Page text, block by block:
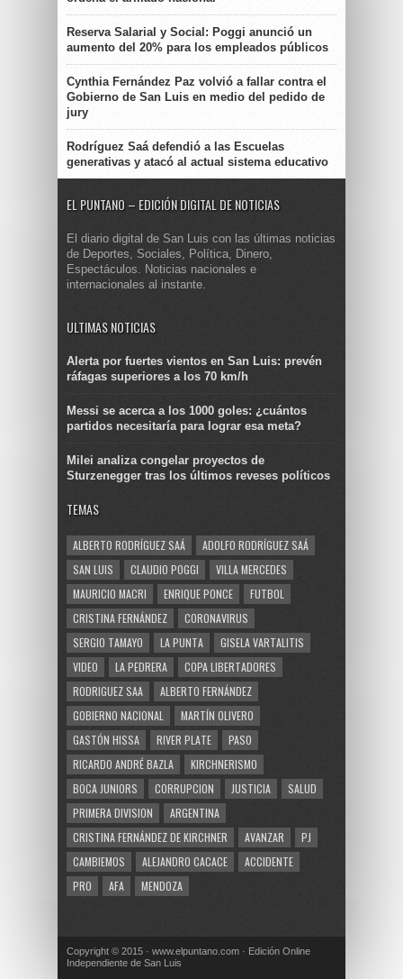
Reserva Salarial y Social: Poggi anunció un
aumento del 20% para los empleados públicos
Cynthia Fernández Paz volvió a fallar contra el
Gobierno de San Luis en medio del pedido de
jury
Rodríguez Saá defendió a las Escuelas
generativas y atacó al actual sistema educativo
EL PUNTANO – EDICIÓN DIGITAL DE NOTICIAS
El diario digital de San Luis con las últimas noticias
de Deportes, Sociales, Política, Dinero,
Espectáculos. Noticias nacionales e
internacionales al instante.
ULTIMAS NOTICIAS
Alerta por fuertes vientos en San Luis: prevén
ráfagas superiores a los 70 km/h
Messi se acerca a los 1000 goles: ¿cuántos
partidos necesitaría para lograr esa meta?
Milei analiza congelar proyectos de
Sturzenegger tras los últimos reveses políticos
TEMAS
ALBERTO RODRÍGUEZ SAÁ
ADOLFO RODRÍGUEZ SAÁ
SAN LUIS
CLAUDIO POGGI
VILLA MERCEDES
MAURICIO MACRI
ENRIQUE PONCE
FUTBOL
CRISTINA FERNÁNDEZ
CORONAVIRUS
SERGIO TAMAYO
LA PUNTA
GISELA VARTALITIS
VIDEO
LA PEDRERA
COPA LIBERTADORES
RODRIGUEZ SAA
ALBERTO FERNÁNDEZ
GOBIERNO NACIONAL
MARTÍN OLIVERO
GASTÓN HISSA
RIVER PLATE
PASO
RICARDO ANDRÉ BAZLA
KIRCHNERISMO
BOCA JUNIORS
CORRUPCION JUSTICIA
SALUD
PRIMERA DIVISION
ARGENTINA
CRISTINA FERNÁNDEZ DE KIRCHNER
AVANZAR
PJ
CAMBIEMOS
ALEJANDRO CACACE
ACCIDENTE
PRO
AFA MENDOZA
Copyright © 2015 · www.elpuntano.com · Edición Online
Independiente de San Luis